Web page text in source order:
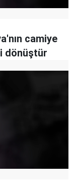
camiye
dönüştür